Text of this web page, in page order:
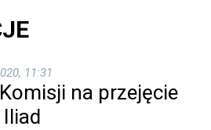
11:31
na przejęcie